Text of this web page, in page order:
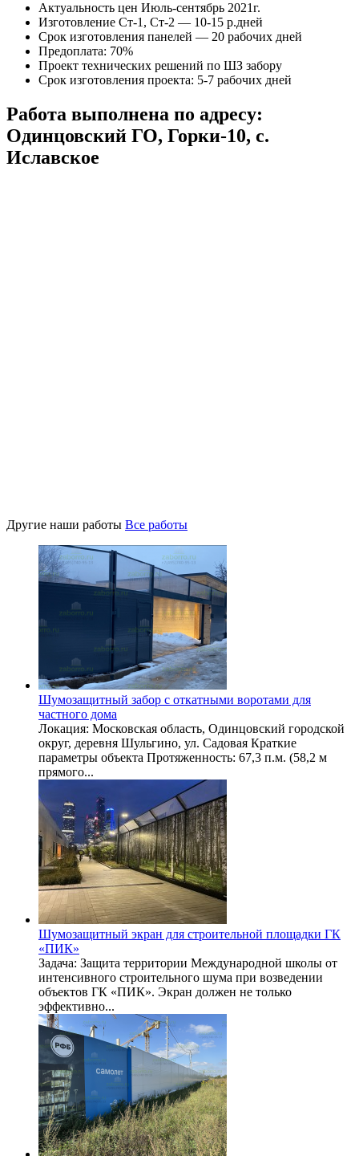
Актуальность цен Июль-сентябрь 2021г.
Изготовление Ст-1, Ст-2 — 10-15 р.дней
Срок изготовления панелей — 20 рабочих дней
Предоплата: 70%
Проект технических решений по ШЗ забору
Срок изготовления проекта: 5-7 рабочих дней
Работа выполнена по адресу:
Одинцовский ГО, Горки-10, с.
Иславское
Другие наши работы Все работы
Шумозащитный забор с откатными воротами для
частного дома
Локация: Московская область, Одинцовский городской
округ, деревня Шульгино, ул. Садовая Краткие
параметры объекта Протяженность: 67,3 п.м. (58,2 м
прямого...
Шумозащитный экран для строительной площадки ГК
«ПИК»
Задача: Защита территории Международной школы от
интенсивного строительного шума при возведении
объектов ГК «ПИК». Экран должен не только
эффективно...